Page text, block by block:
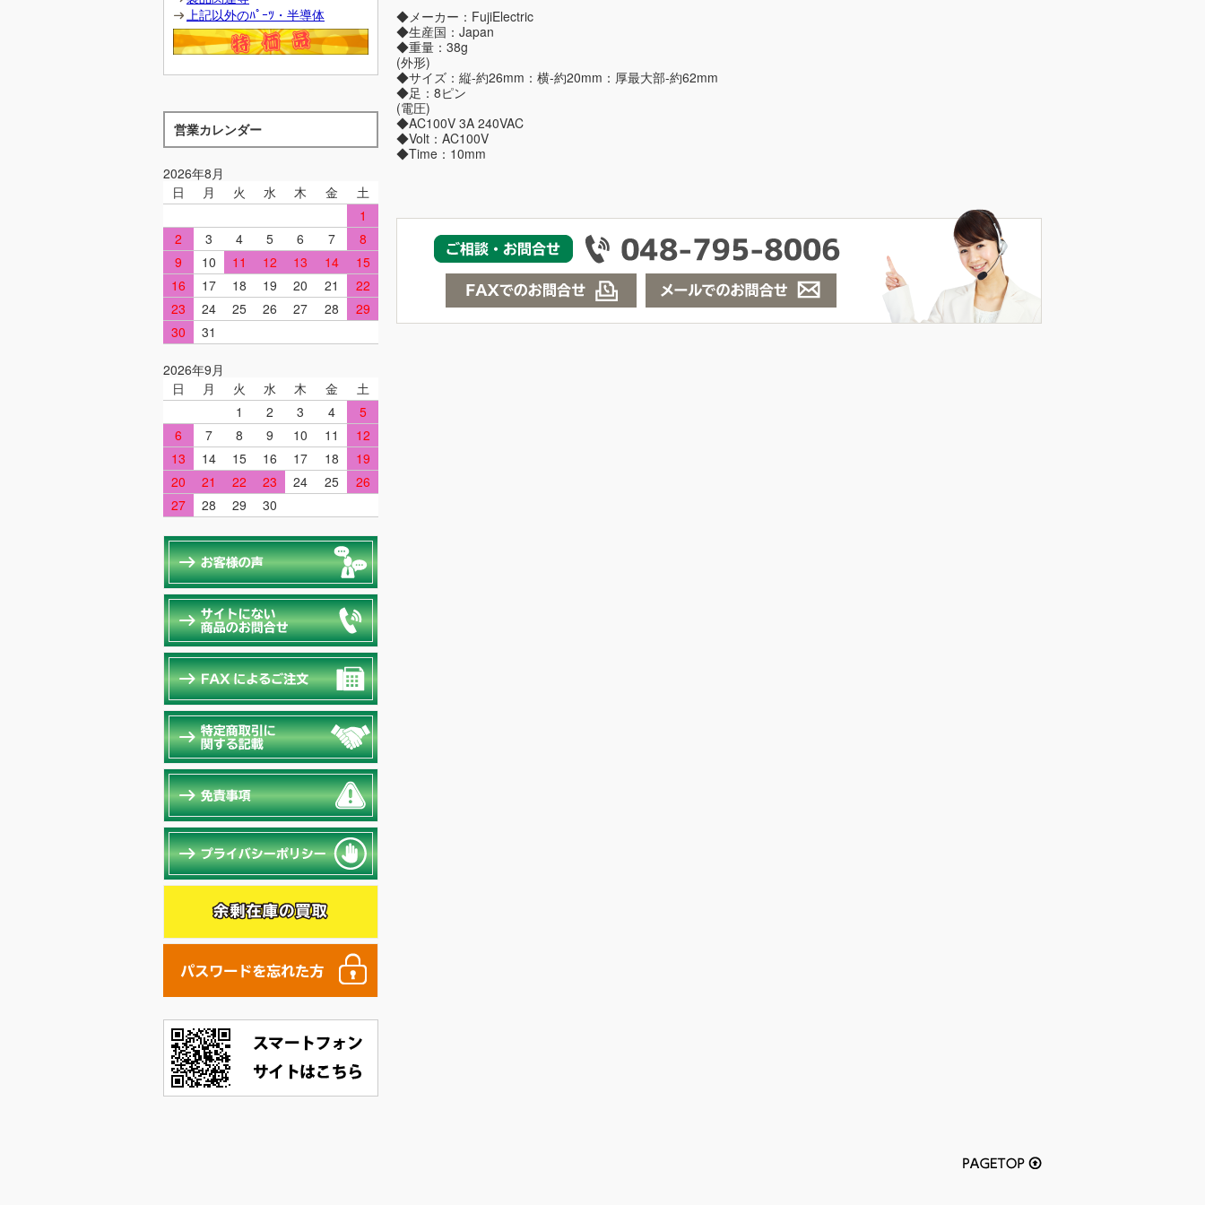
上記以外のﾊﾟｰﾂ・半導体
営業カレンダー
2026年8月
日
月 火 水 木 金
土
1
2
3 4 5 6 7
8
9
10 11 12 13 14
15
16
17 18 19 20 21
22
23
24 25 26 27 28
29
30
31
2026年9月
日
月 火 水 木 金
土
1
2 3 4
5
6
7 8 9 10 11
12
13
14 15 16 17 18
19
20
21 22 23 24 25
26
27
28 29 30
◆メーカー：FujiElectric
◆生産国：Japan
◆重量：38g
(外形)
◆サイズ：縦-約26mm：横-約20mm：厚最大部-約62mm
◆足：8ピン
(電圧)
◆AC100V 3A 240VAC
◆Volt：AC100V
◆Time：10mm